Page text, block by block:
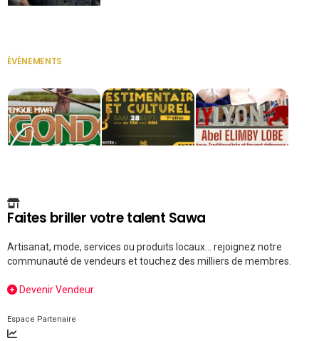
ÉVÉNEMENTS
Faites briller votre talent Sawa
Artisanat, mode, services ou produits locaux... rejoignez notre
communauté de vendeurs et touchez des milliers de membres.
Devenir Vendeur
Espace Partenaire